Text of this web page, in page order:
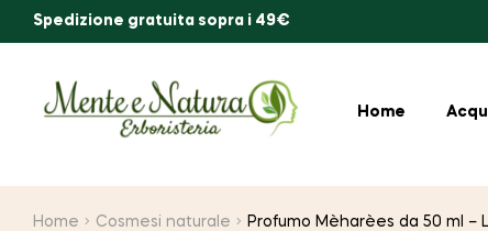
Spedizione gratuita sopra i 49€
Home
Home Cosmesi naturale Profumo Mèharèes da 50 ml –